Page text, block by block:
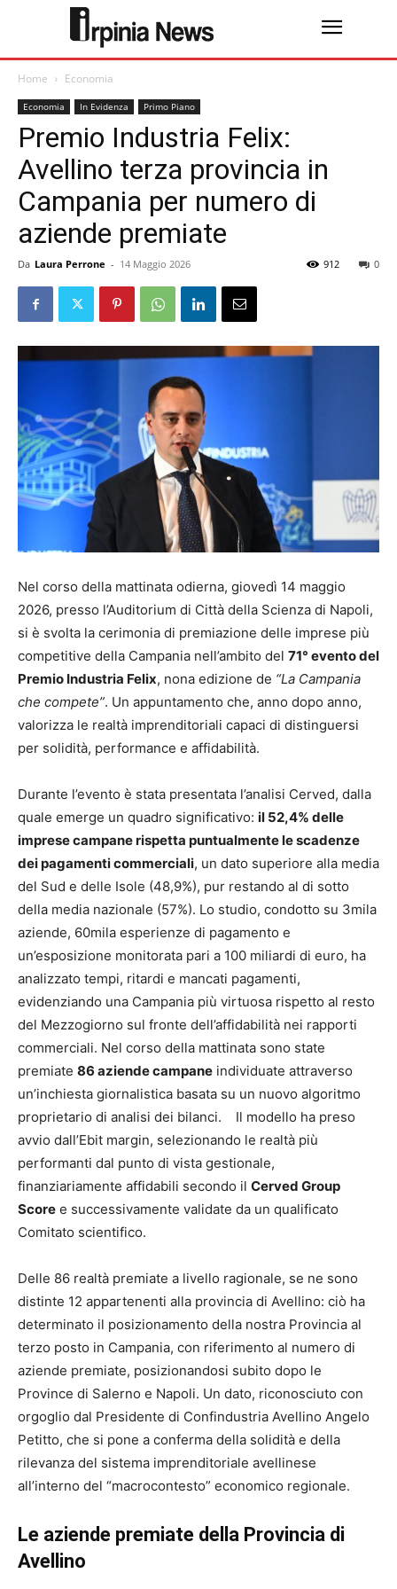
Home Economia
Economia In Evidenza Primo Piano
Premio Industria Felix:
Avellino terza provincia in
Campania per numero di
aziende premiate
Da Laura Perrone - 14 Maggio 2026 0
912
Nel corso della mattinata odierna, giovedì 14 maggio
2026, presso l’Auditorium di Città della Scienza di Napoli,
si è svolta la cerimonia di premiazione delle imprese più
competitive della Campania nell’ambito del 71° evento del
Premio Industria Felix, nona edizione de “La Campania
che compete”. Un appuntamento che, anno dopo anno,
valorizza le realtà imprenditoriali capaci di distinguersi
per solidità, performance e affidabilità.
Durante l’evento è stata presentata l’analisi Cerved, dalla
quale emerge un quadro significativo: il 52,4% delle
imprese campane rispetta puntualmente le scadenze
dei pagamenti commerciali, un dato superiore alla media
del Sud e delle Isole (48,9%), pur restando al di sotto
della media nazionale (57%). Lo studio, condotto su 3mila
aziende, 60mila esperienze di pagamento e
un’esposizione monitorata pari a 100 miliardi di euro, ha
analizzato tempi, ritardi e mancati pagamenti,
evidenziando una Campania più virtuosa rispetto al resto
del Mezzogiorno sul fronte dell’affidabilità nei rapporti
commerciali. Nel corso della mattinata sono state
premiate 86 aziende campane individuate attraverso
un’inchiesta giornalistica basata su un nuovo algoritmo
proprietario di analisi dei bilanci. Il modello ha preso
avvio dall’Ebit margin, selezionando le realtà più
performanti dal punto di vista gestionale,
finanziariamente affidabili secondo il Cerved Group
Score e successivamente validate da un qualificato
Comitato scientifico.
Delle 86 realtà premiate a livello ragionale, se ne sono
distinte 12 appartenenti alla provincia di Avellino: ciò ha
determinato il posizionamento della nostra Provincia al
terzo posto in Campania, con riferimento al numero di
aziende premiate, posizionandosi subito dopo le
Province di Salerno e Napoli. Un dato, riconosciuto con
orgoglio dal Presidente di Confindustria Avellino Angelo
Petitto, che si pone a conferma della solidità e della
rilevanza del sistema imprenditoriale avellinese
all’interno del “macrocontesto” economico regionale.
Le aziende premiate della Provincia di
Avellino